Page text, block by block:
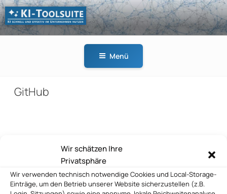
Wir schätzen Ihre
Privatsphäre
Wir verwenden technisch notwendige Cookies und Local-Storage-
Einträge, um den Betrieb unserer Website sicherzustellen (z.B.
Zum
Inhalt
springen
KI-
Menü
GitHub
Beitragsnavigation
Nächster
WEITER